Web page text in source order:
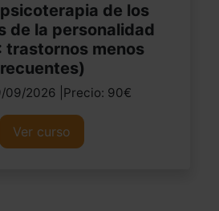
de los
de la personalidad
trastornos menos
09/2026 |Precio: 90€
Ver curso